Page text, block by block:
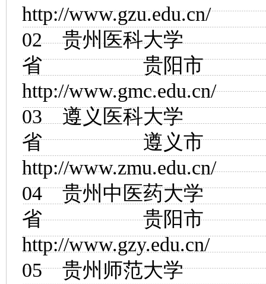
http://www.gzu.edu.cn/
02贵州医科大学
省 贵阳
http://www.gmc.edu.cn/
03 遵义医科大学
省 遵义
http://www.zmu.edu.cn/
04贵州中医药大学
省 贵阳
http://www.gzy.edu.cn/
05贵州师范大学